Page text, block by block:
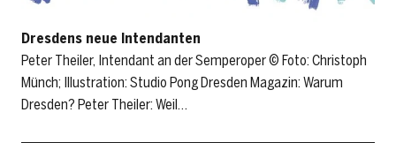
Dresdens neue Intendanten
Peter Theiler, Intendant an der Semperoper © Foto: Christoph
Münch; Illustration: Studio Pong Dresden Magazin: Warum
Dresden? Peter Theiler: Weil…